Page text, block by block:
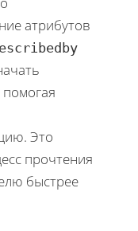
атрибутов
Это
прочтения
быстрее